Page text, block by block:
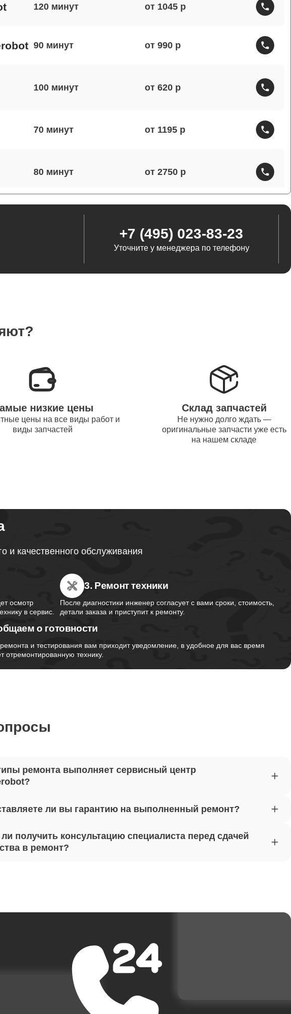
120 от 1045
90 от 990
100 от 620
70 от 1195
80 от 2750
50
70
80 от 1595
100
120
60 от 1045
80 от 1620
70
от 3700
+7 (495) 023-83-23
Уточните у менеджера по телефону
низкие цены
цены на все виды работ и
виды запчастей
Склад запчастей
Не нужно долго ждать —
оригинальные запчасти уже есть
на нашем складе
и качественного обслуживания
осмотр
в сервис.
3. Ремонт техники
После диагностики инженер согласует с вами сроки, стоимость,
детали заказа и приступит к ремонту.
о готовности
и тестирования вам приходит уведомление, в удобное для вас время
отремонтированную технику.
ремонта выполняет сервисный центр
ли вы гарантию на выполненный ремонт?
получить консультацию специалиста перед сдачей
в ремонт?